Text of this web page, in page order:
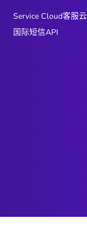
Service Cloud客服云
国际短信API